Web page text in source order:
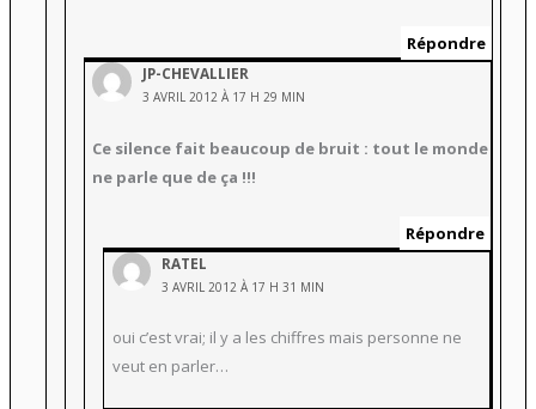
Répondre
JP-CHEVALLIER
3 AVRIL 2012 À 17 H 29 MIN
Ce silence fait beaucoup de bruit : tout le monde
ne parle que de ça !!!
Répondre
RATEL
3 AVRIL 2012 À 17 H 31 MIN
oui c’est vrai; il y a les chiffres mais personne ne
veut en parler…